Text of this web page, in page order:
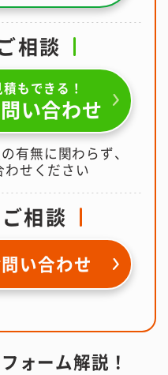
相談
もできる！
い合わせ
有無に関わらず、
せください
相談
い合わせ
ォーム解説！